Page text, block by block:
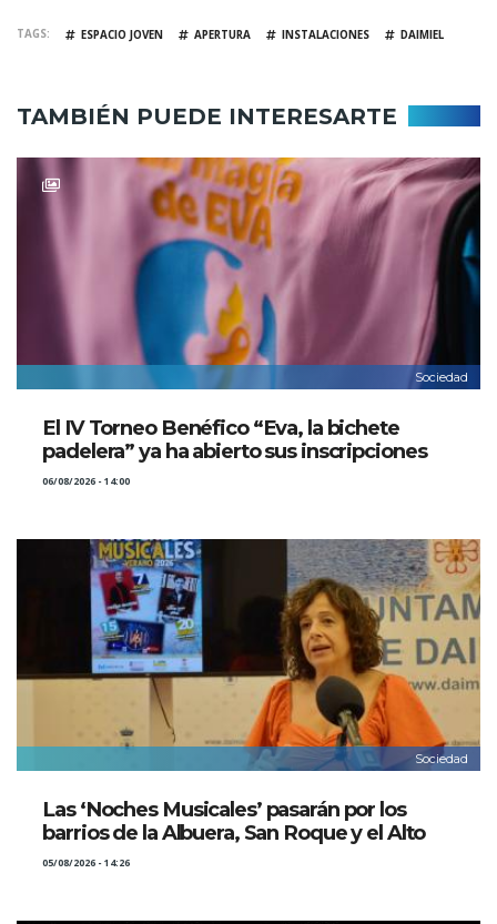
TAGS ESPACIO JOVEN APERTURA INSTALACIONES DAIMIEL
TAMBIÉN PUEDE INTERESARTE
Sociedad
El IV Torneo Benéfico “Eva, la bichete
padelera” ya ha abierto sus inscripciones
06/08/2026 - 14:00
Sociedad
Las ‘Noches Musicales’ pasarán por los
barrios de la Albuera, San Roque y el Alto
05/08/2026 - 14:26